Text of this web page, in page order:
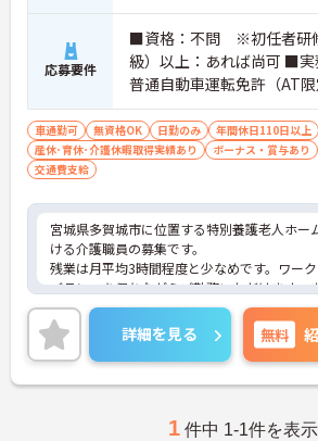
応募要件
■資格：不問 ※初任者研
級）以上：あれば尚可 ■
普通自動車運転免許（AT
車通勤可 無資格OK 日勤のみ
年間休日110日以上
産休･育休･介護休暇取得実績あり
ボーナス・賞与あり
交通費支給
宮城県多賀城市に位置する特別養護老人ホー
ける介護職員の募集です。
残業は月平均3時間程度と少なめです。ワー
バランスを保ちながらご勤務いただけます。
フォロー体制が充実しています。業務に不安
方でも安心してご勤務いただけます。
ご興味のある方には、面接対策ポイントなど
に詳細をご案内しますのでお気軽にご相談く
い！
詳細を見る 無料
1 件中 1-1件を表示